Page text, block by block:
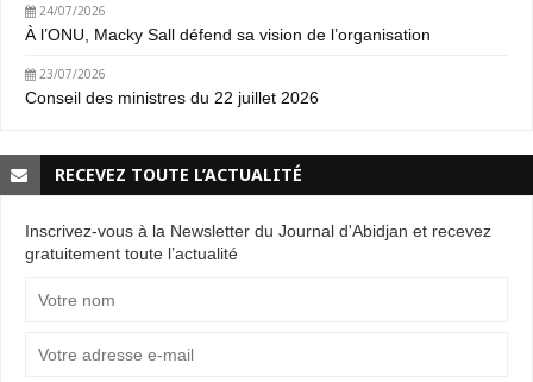
24/07/2026
À l’ONU, Macky Sall défend sa vision de l’organisation
23/07/2026
Conseil des ministres du 22 juillet 2026
RECEVEZ TOUTE L’ACTUALITÉ
Inscrivez-vous à la Newsletter du Journal d'Abidjan et recevez
gratuitement toute l’actualité